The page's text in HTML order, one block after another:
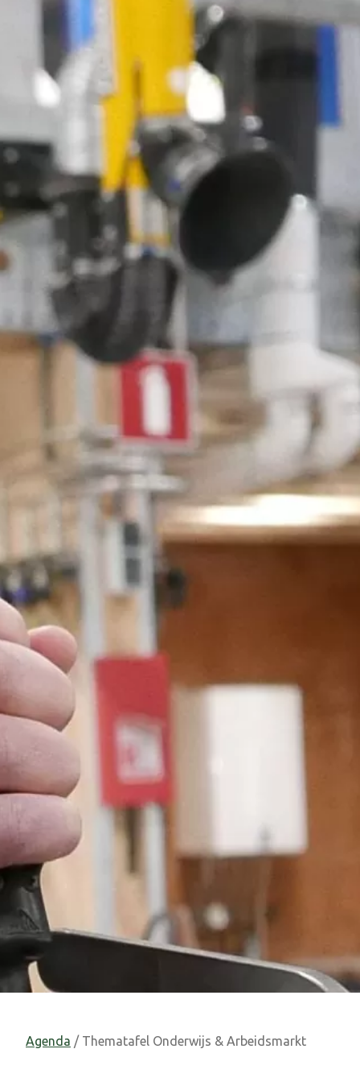
Agenda / Thematafel Onderwijs & Arbeidsmarkt